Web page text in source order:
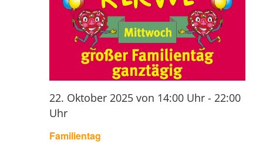
Familientag
22. Oktober 2025 von 14:00 Uhr - 22:00
Uhr